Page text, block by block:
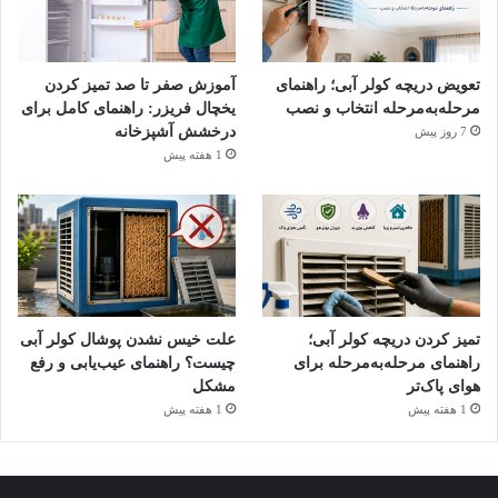
سانتی‌متر هستند. گنجایش ۱۲۰ تا ۱۵۰ قطعه ظرف را دارند و برای
خانواده‌های بیش از ۴ نفر ایدئال هستند.
مدل‌های متوسط یا باریک (Slimline) دارای پهنای ۴۵ سانتی‌متر
هستند و گنجایش ۹۰ تا ۱۰۰ قطعه ظرف را دارند و برای خانواده‌های
مدل‌های کم‌جا یا فشرده (Compact) دارای پهنای حدود ۵۵ سانتی‌متر
اما معمولا با ارتفاع کمتر هستند. ظرفیت آن‌ها ۴۰ تا ۶۰ قطعه ظرف
است و برای زندگی‌های مجردی یا خانواده‌های ۲ نفره بسیار
مناسب‌اند.
تعویض دریچه کولر آبی؛ راهنمای
مرحله‌به‌مرحله انتخاب و نصب
7 روز پیش
آموزش صفر تا صد تمیز کردن
یخچال فریزر: راهنمای کامل برای
درخشش آشپزخانه
1 هفته پیش
تمیز کردن دریچه کولر آبی؛
راهنمای مرحله‌به‌مرحله برای
هوای پاک‌تر
1 هفته پیش
علت خیس نشدن پوشال کولر آبی
چیست؟ راهنمای عیب‌یابی و رفع
مشکل
1 هفته پیش